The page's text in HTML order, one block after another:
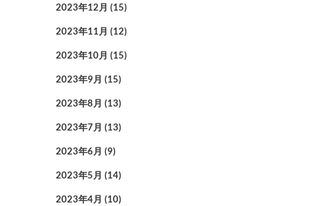
2023年12月 (15)
2023年11月 (12)
2023年10月 (15)
2023年9月 (15)
2023年8月 (13)
2023年7月 (13)
2023年6月 (9)
2023年5月 (14)
2023年4月 (10)